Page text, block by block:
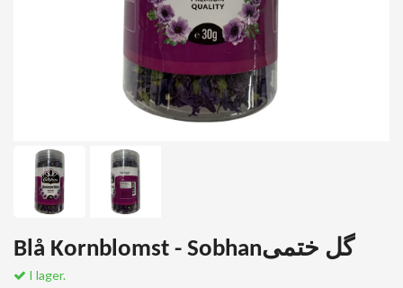
Blå Kornblomst - Sobhanگل ختمی
I lager.